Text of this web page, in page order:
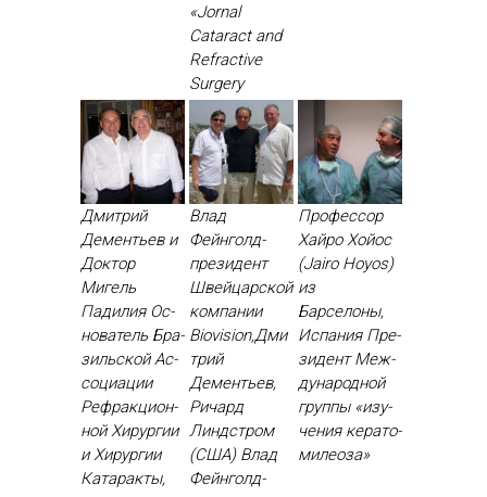
«Jornal
Cataract and
Refractive
Surgery
Дмитрий
Дементьев и
Доктор
Мигель
Падилия Ос­
но­ватель Бра­
зиль­ской Ас­
со­ци­ации
Реф­ракци­он­
ной Хи­рур­гии
и Хи­рур­гии
Ка­тарак­ты,
Влад
Фейнголд-
президент
Швейцарской
компании
Biovision,Дми
трий
Дементьев,
Ричард
Линдстром
(США) Влад
Фей­нголд-
Профессор
Хайро Хойос
(Jairo Hoyos)
из
Барселоны,
Испания Пре­
зидент Меж­
ду­народ­ной
груп­пы «изу­
чения ке­рато­
миле­оза»